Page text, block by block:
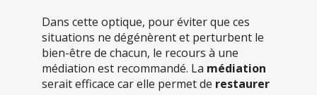
Dans cette optique, pour éviter que ces
situations ne dégénèrent et perturbent le
bien-être de chacun, le recours à une
médiation est recommandé. La médiation
serait efficace car elle permet de restaurer